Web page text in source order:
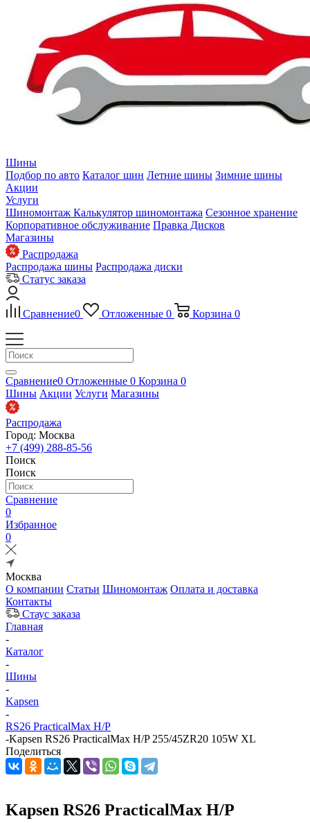
Шины
Подбор по авто Каталог шин Летние шины Зимние шины
Акции
Услуги
Шиномонтаж Калькулятор шиномонтажа Сезонное хранение
Корпоративное обслуживание Правка Дисков
Магазины
Распродажа
Распродажа шины Распродажа диски
Статус заказа
Сравнение0 Отложенные 0 Корзина 0
Сравнение0 Отложенные 0 Корзина 0
Шины Акции Услуги Магазины
Распродажа
Город: Москва
+7 (499) 288-85-56
Поиск
Поиск
Сравнение
0
Избранное
0
Москва
О компании Статьи Шиномонтаж Оплата и доставка
Контакты
Стаус заказа
Главная
-
Каталог
-
Шины
-
Kapsen
-
RS26 PracticalMax H/P
-Kapsen RS26 PracticalMax H/P 255/45ZR20 105W XL
Поделиться
Kapsen RS26 PracticalMax H/P